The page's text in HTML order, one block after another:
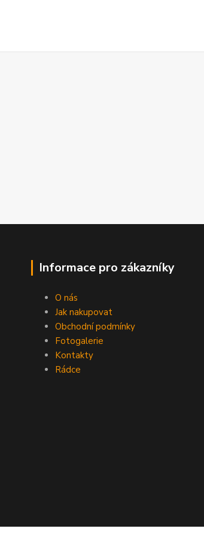
Informace pro zákazníky
O nás
Jak nakupovat
Obchodní podmínky
Fotogalerie
Kontakty
Rádce